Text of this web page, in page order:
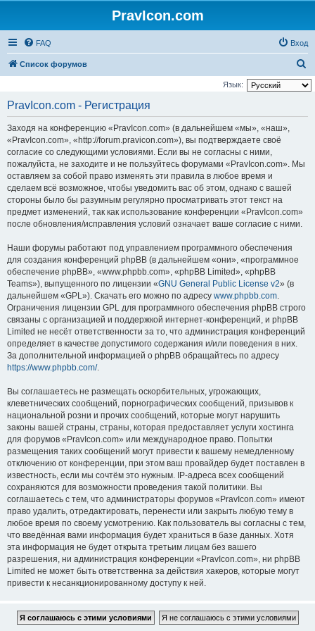
PravIcon.com
FAQ Вход
Список форумов
о
Язык:
PravIcon.com - Регистрация
Заходя на конференцию «PravIcon.com» (в дальнейшем «мы», «наш»,
«PravIcon.com», «http://forum.pravicon.com»), вы подтверждаете своё
согласие со следующими условиями. Если вы не согласны с ними,
пожалуйста, не заходите и не пользуйтесь форумами «PravIcon.com». Мы
оставляем за собой право изменять эти правила в любое время и
сделаем всё возможное, чтобы уведомить вас об этом, однако с вашей
стороны было бы разумным регулярно просматривать этот текст на
предмет изменений, так как использование конференции «PravIcon.com»
после обновления/исправления условий означает ваше согласие с ними.
Наши форумы работают под управлением программного обеспечения
для создания конференций phpBB (в дальнейшем «они», «программное
обеспечение phpBB», «www.phpbb.com», «phpBB Limited», «phpBB
Teams»), выпущенного по лицензии «GNU General Public License v2» (в
дальнейшем «GPL»). Скачать его можно по адресу www.phpbb.com.
Ограничения лицензии GPL для программного обеспечения phpBB строго
связаны с организацией и поддержкой интернет-конференций, и phpBB
Limited не несёт ответственности за то, что администрация конференций
определяет в качестве допустимого содержания и/или поведения в них.
За дополнительной информацией о phpBB обращайтесь по адресу
https://www.phpbb.com/.
Вы соглашаетесь не размещать оскорбительных, угрожающих,
клеветнических сообщений, порнографических сообщений, призывов к
национальной розни и прочих сообщений, которые могут нарушить
законы вашей страны, страны, которая предоставляет услуги хостинга
для форумов «PravIcon.com» или международное право. Попытки
размещения таких сообщений могут привести к вашему немедленному
отключению от конференции, при этом ваш провайдер будет поставлен в
известность, если мы сочтём это нужным. IP-адреса всех сообщений
сохраняются для возможности проведения такой политики. Вы
соглашаетесь с тем, что администраторы форумов «PravIcon.com» имеют
право удалить, отредактировать, перенести или закрыть любую тему в
любое время по своему усмотрению. Как пользователь вы согласны с тем,
что введённая вами информация будет храниться в базе данных. Хотя
эта информация не будет открыта третьим лицам без вашего
разрешения, ни администрация конференции «PravIcon.com», ни phpBB
Limited не может быть ответственна за действия хакеров, которые могут
привести к несанкционированному доступу к ней.